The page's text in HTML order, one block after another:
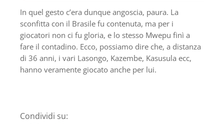
In quel gesto c’era dunque angoscia, paura. La
sconfitta con il Brasile fu contenuta, ma per i
giocatori non ci fu gloria, e lo stesso Mwepu finì a
fare il contadino. Ecco, possiamo dire che, a distanza
di 36 anni, i vari Lasongo, Kazembe, Kasusula ecc,
hanno veramente giocato anche per lui.
Condividi su: